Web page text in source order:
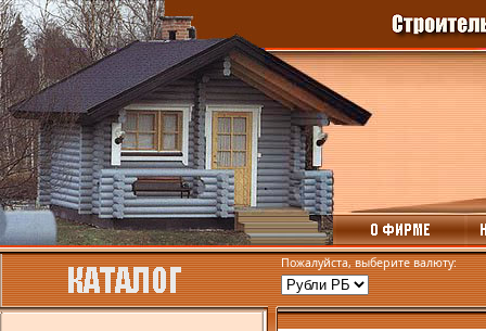
Пожалуйста, выберите валюту: